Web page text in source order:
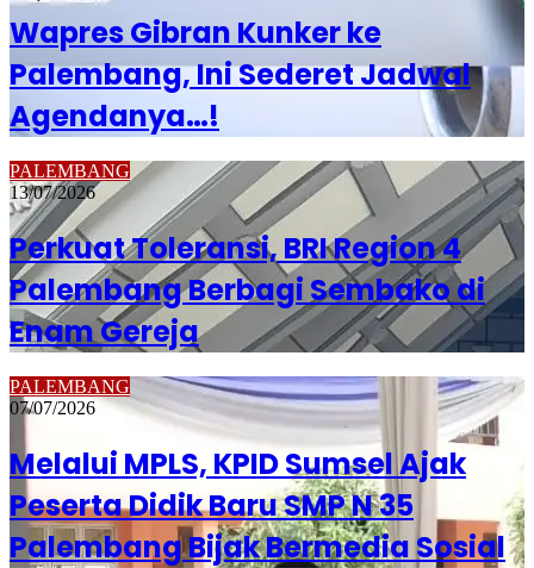
Wapres Gibran Kunker ke
Palembang, Ini Sederet Jadwal
Agendanya…!
PALEMBANG
13/07/2026
Perkuat Toleransi, BRI Region 4
Palembang Berbagi Sembako di
Enam Gereja
PALEMBANG
07/07/2026
Melalui MPLS, KPID Sumsel Ajak
Peserta Didik Baru SMP N 35
Palembang Bijak Bermedia Sosial